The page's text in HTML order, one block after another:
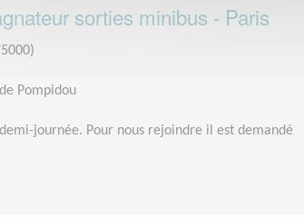
sorties minibus - Paris
Pompidou
journée. Pour nous rejoindre il est demandé